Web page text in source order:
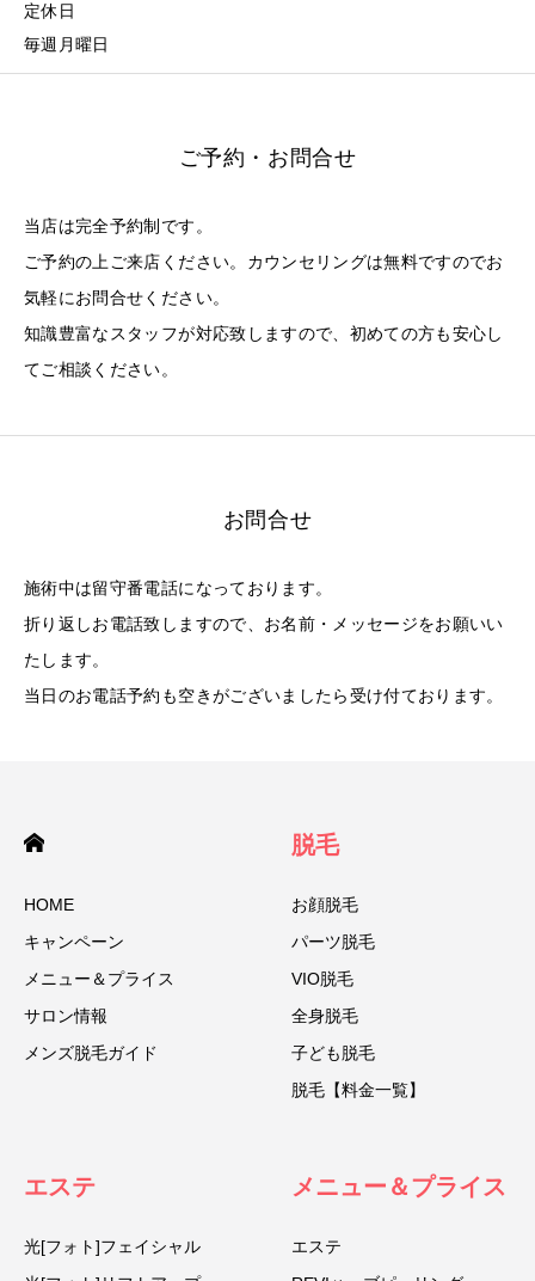
定休日
毎週月曜日
ご予約・お問合せ
当店は完全予約制です。
ご予約の上ご来店ください。カウンセリングは無料ですのでお
気軽にお問合せください。
知識豊富なスタッフが対応致しますので、初めての方も安心し
てご相談ください。
お問合せ
施術中は留守番電話になっております。
折り返しお電話致しますので、お名前・メッセージをお願いい
たします。
当日のお電話予約も空きがございましたら受け付ております。
HOME
キャンペーン
メニュー＆プライス
サロン情報
メンズ脱毛ガイド
脱毛
お顔脱毛
パーツ脱毛
VIO脱毛
全身脱毛
子ども脱毛
脱毛【料金一覧】
エステ
光[フォト]フェイシャル
メニュー＆プライス
エステ